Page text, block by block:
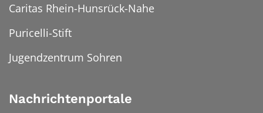
Caritas Rhein-Hunsrück-Nahe
Puricelli-Stift
Jugendzentrum Sohren
Nachrichtenportale